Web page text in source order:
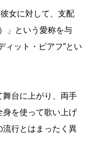
女に対して、支配
」という愛称を与
ィット・ピアフ”とい
舞台に上がり、両手
身を使って歌い上げ
流行とはまったく異